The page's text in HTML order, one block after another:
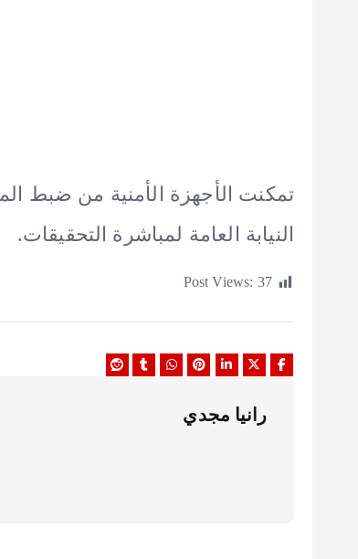
تمكنت الأجهزة الأمنية من ضبط
النيابة العامة لمباشرة التحقيقات.
Post Views: 37
رانيا مجدي